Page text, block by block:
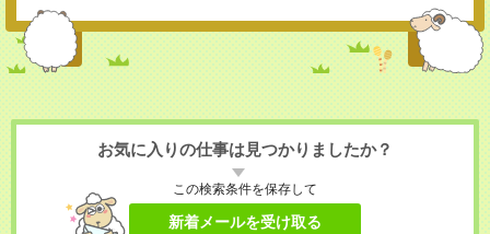
お気に入りの仕事は見つかりましたか？
この検索条件を保存して
新着メールを受け取る